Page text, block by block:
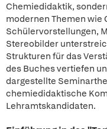
Chemiedidaktik,
modernen Themen wie
Schülervorstellungen,
Stereobilder
Strukturen für das
des Buches vertiefen
dargestellte
chemiedidaktische
Lehramtskandidaten.